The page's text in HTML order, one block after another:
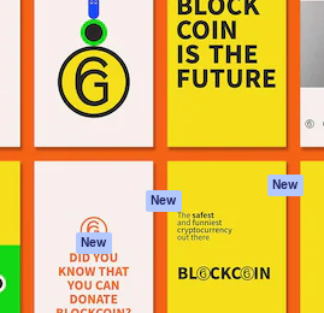
Assistente de IA
Gerador de
imagens
Gerador de vídeos
Conteúdo de stock
Claude/ChatGPT
New
Agentes New
App móvel
Documentação
Atendimento
Termos e
privacidade
New
Política de
Central de
confiabilidade